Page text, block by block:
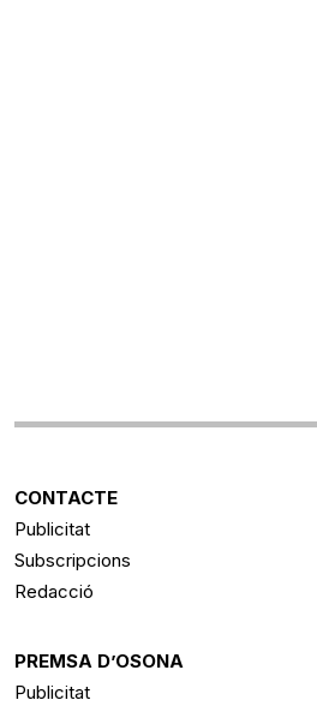
CONTACTE
Publicitat
Subscripcions
Redacció
PREMSA D’OSONA
Publicitat